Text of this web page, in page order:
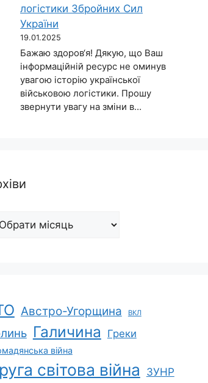
логістики Збройних Сил
України
19.01.2025
Бажаю здоров‘я! Дякую, що Ваш
інформаційній ресурс не оминув
увагою історію української
військовою логістики. Прошу
звернути увагу на зміни в…
Австро-Угорщина ВКЛ
Галичина Греки
війна
світова війна ЗУНР